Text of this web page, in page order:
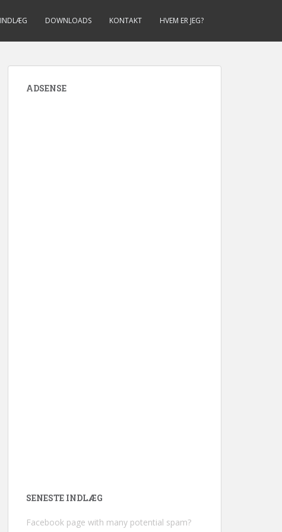
INDLÆG DOWNLOADS KONTAKT HVEM ER JEG?
ADSENSE
SENESTE INDLÆG
Facebook page with many potential spam?